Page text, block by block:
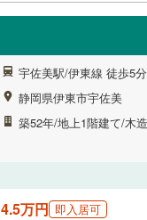
宇佐美駅/伊東線 徒歩5分
静岡県伊東市宇佐美
築52年/地上1階建て/木造
4.5万円 即入居可